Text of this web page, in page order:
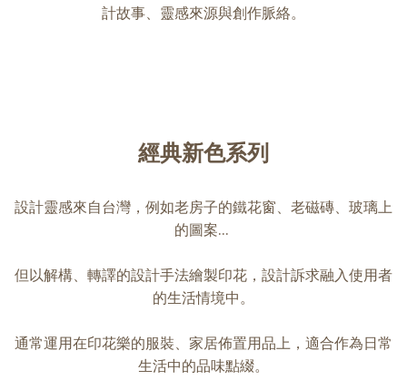
計故事、靈感來源與創作脈絡。
經典新色系列
設計靈感來自台灣，例如老房子的鐵花窗、老磁磚、玻璃上
的圖案...
但以解構、轉譯的設計手法繪製印花，設計訴求融入使用者
的生活情境中。
通常運用在印花樂的服裝、家居佈置用品上，適合作為日常
生活中的品味點綴。